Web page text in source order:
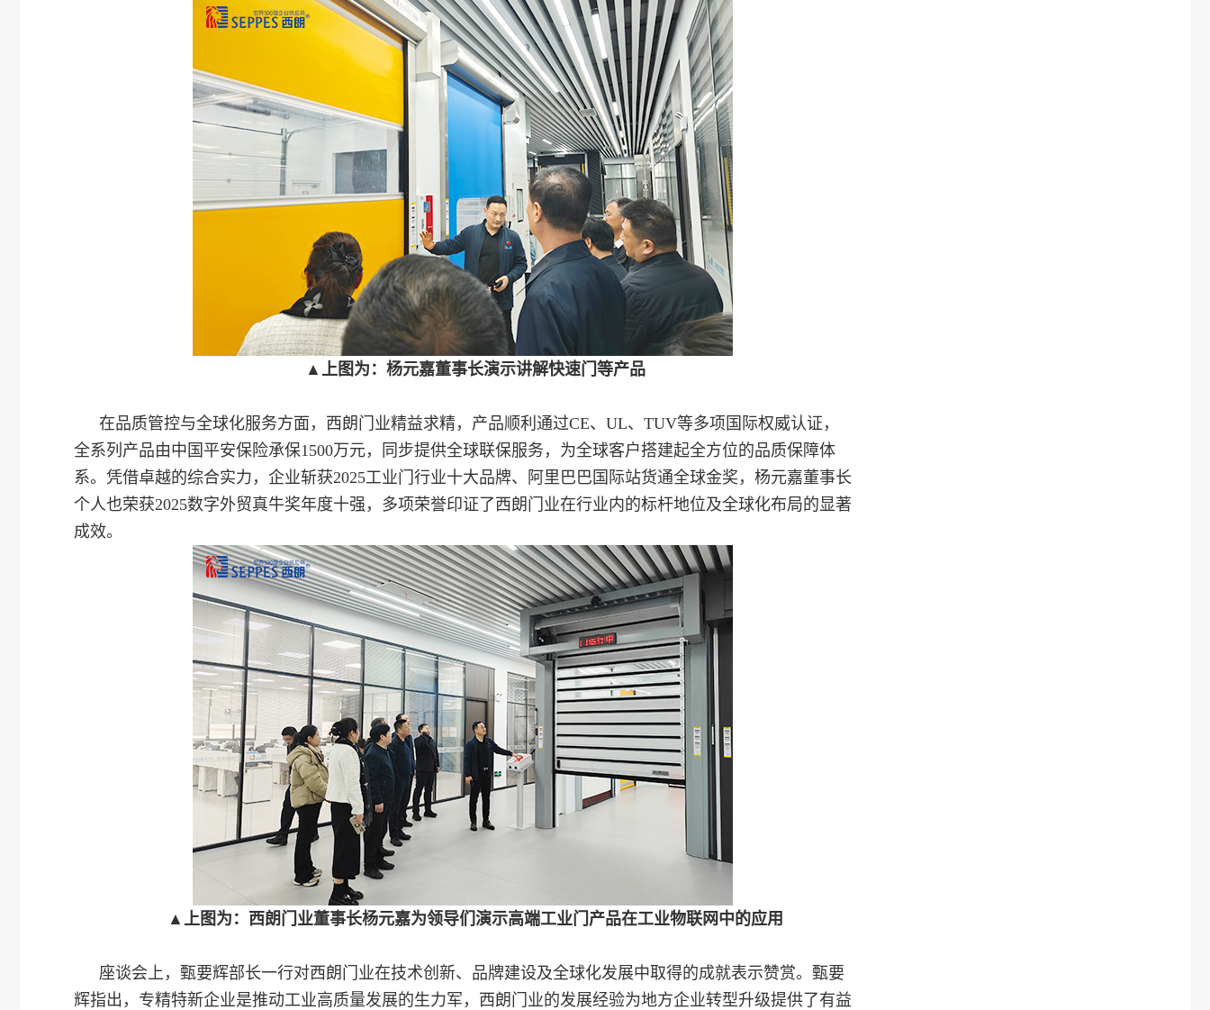
▲上图为：杨元嘉董事长演示讲解快速门等产品
在品质管控与全球化服务方面，西朗门业精益求精，产品顺利通过CE、UL、TUV等多项国际权威认证，
全系列产品由中国平安保险承保1500万元，同步提供全球联保服务，为全球客户搭建起全方位的品质保障体
系。凭借卓越的综合实力，企业斩获2025工业门行业十大品牌、阿里巴巴国际站货通全球金奖，杨元嘉董事长
个人也荣获2025数字外贸真牛奖年度十强，多项荣誉印证了西朗门业在行业内的标杆地位及全球化布局的显著
成效。
▲上图为：西朗门业董事长杨元嘉为领导们演示高端工业门产品在工业物联网中的应用
座谈会上，甄要辉部长一行对西朗门业在技术创新、品牌建设及全球化发展中取得的成就表示赞赏。甄要
辉指出，专精特新企业是推动工业高质量发展的生力军，西朗门业的发展经验为地方企业转型升级提供了有益